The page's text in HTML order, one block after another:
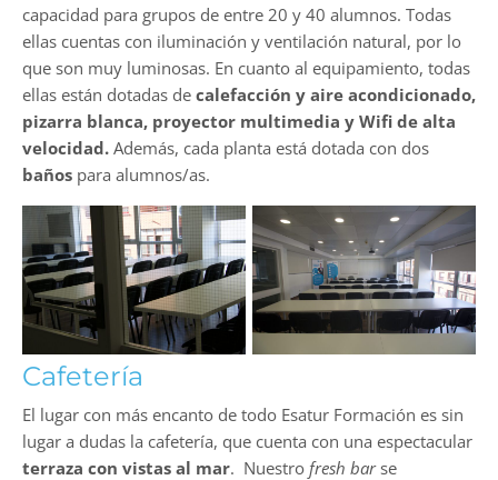
capacidad para grupos de entre 20 y 40 alumnos. Todas
ellas cuentas con iluminación y ventilación natural, por lo
que son muy luminosas. En cuanto al equipamiento, todas
ellas están dotadas de calefacción y aire acondicionado,
pizarra blanca, proyector multimedia y Wifi de alta
velocidad. Además, cada planta está dotada con dos
baños para alumnos/as.
Cafetería
El lugar con más encanto de todo Esatur Formación es sin
lugar a dudas la cafetería, que cuenta con una espectacular
terraza con vistas al mar. Nuestro fresh barse